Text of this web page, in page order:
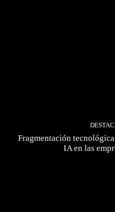
Fragmentación
IA en las